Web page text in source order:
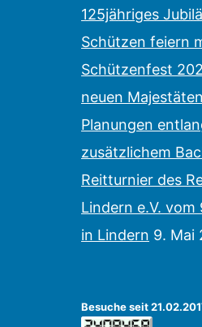
125jähriges
Schützen feiern
Schützenfest
neuen Majestäten
Planungen
zusätzlichem
Reitturnier des
Lindern e.V. vom
in Lindern 9. Mai
Besuche seit